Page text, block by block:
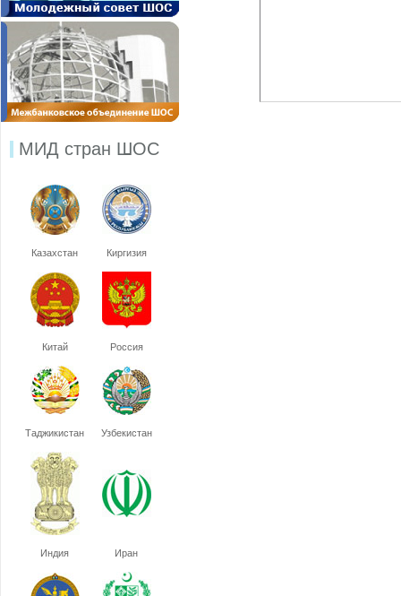
МИД стран ШОС
Казахстан Киргизия
Китай Россия
Таджикистан Узбекистан
Индия Иран